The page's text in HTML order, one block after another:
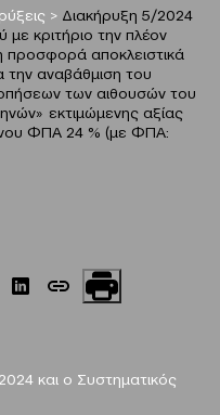
> Διακήρυξη 5/2024
με κριτήριο την πλέον
αποκλειστικά
την αναβάθμιση του
των αιθουσών του
εκτιμώμενης αξίας
ΦΠΑ 24 % (με ΦΠΑ:
και ο Συστηματικός